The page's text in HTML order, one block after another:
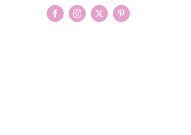
FacebookInstagram
X Pinterest